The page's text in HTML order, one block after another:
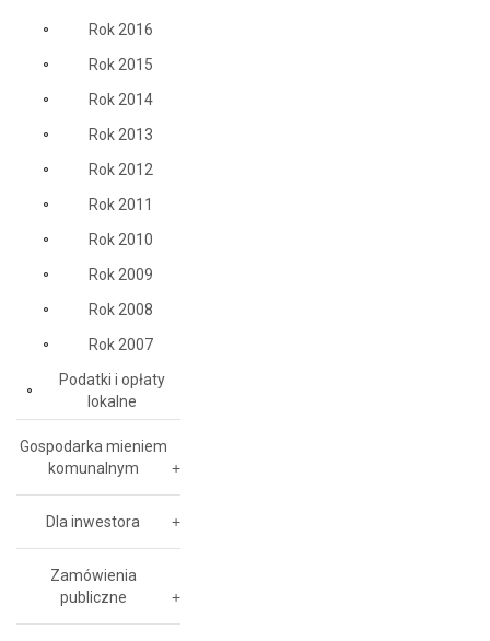
Rok 2016
Rok 2015
Rok 2014
Rok 2013
Rok 2012
Rok 2011
Rok 2010
Rok 2009
Rok 2008
Rok 2007
Podatki i opłaty
lokalne
Gospodarka mieniem
komunalnym
Dla inwestora
Zamówienia
publiczne